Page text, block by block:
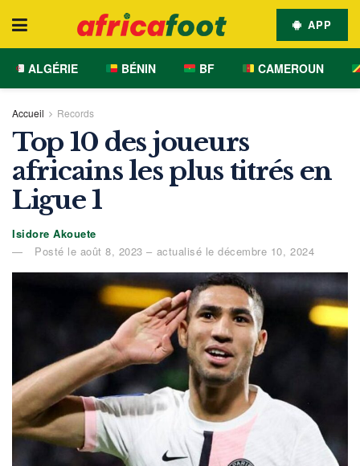
APP
ALGÉRIE BÉNIN BF CAMEROUN
Accueil Records
Top 10 des joueurs
africains les plus titrés en
Ligue 1
Isidore Akouete
Posté le août 8, 2023 – actualisé le décembre 10, 2024